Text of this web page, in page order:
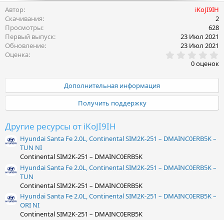
Автор
iKoJI9IH
Скачивания
2
Просмотры
628
Первый выпуск
23 Июл 2021
Обновление
23 Июл 2021
Оценка
.
0
0
в
ё
з
0 оценок
Дополнительная информация
Получить поддержку
Другие ресурсы от iKoJI9IH
Hyundai Santa Fe 2.0L, Continental SIM2K-251 – DMAINC0ERB5K –
TUN NI
Continental SIM2K-251 – DMAINC0ERB5K
Hyundai Santa Fe 2.0L, Continental SIM2K-251 – DMAINC0ERB5K –
TUN
Continental SIM2K-251 – DMAINC0ERB5K
Hyundai Santa Fe 2.0L, Continental SIM2K-251 – DMAINC0ERB5K –
ORI NI
Continental SIM2K-251 – DMAINC0ERB5K